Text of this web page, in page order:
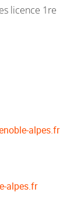
licence 1re
alpes.fr
alpes.fr